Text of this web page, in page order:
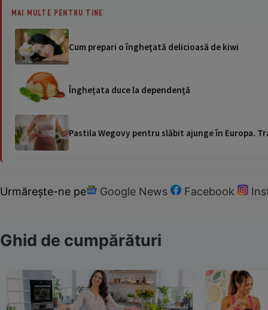
MAI MULTE PENTRU TINE
Cum prepari o îngheţată delicioasă de kiwi
Îngheţata duce la dependenţă
Pastila Wegovy pentru slăbit ajunge în Europa.
Urmărește-ne pe Google News Facebook
Ghid de cumpărături